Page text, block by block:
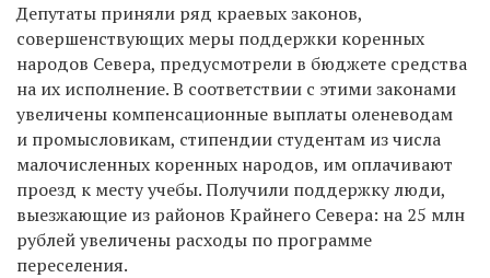
Депутаты приняли ряд краевых законов,
совершенствующих меры поддержки коренных
народов Севера, предусмотрели в бюджете средства
на их исполнение. В соответствии с этими законами
увеличены компенсационные выплаты оленеводам
и промысловикам, стипендии студентам из числа
малочисленных коренных народов, им оплачивают
проезд к месту учебы. Получили поддержку люди,
выезжающие из районов Крайнего Севера: на 25 млн
рублей увеличены расходы по программе
переселения.